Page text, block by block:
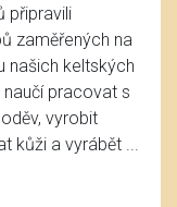
připravili
zaměřených na
našich keltských
pracovat s
vyrobit
kůži a vyrábět ...